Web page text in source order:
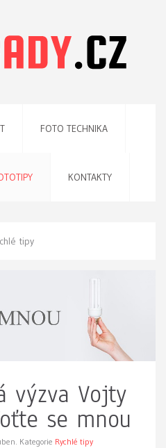
FOTO TECHNIKA
KONTAKTY
tipy
výzva Vojty
se mnou
Kategorie Rychlé tipy